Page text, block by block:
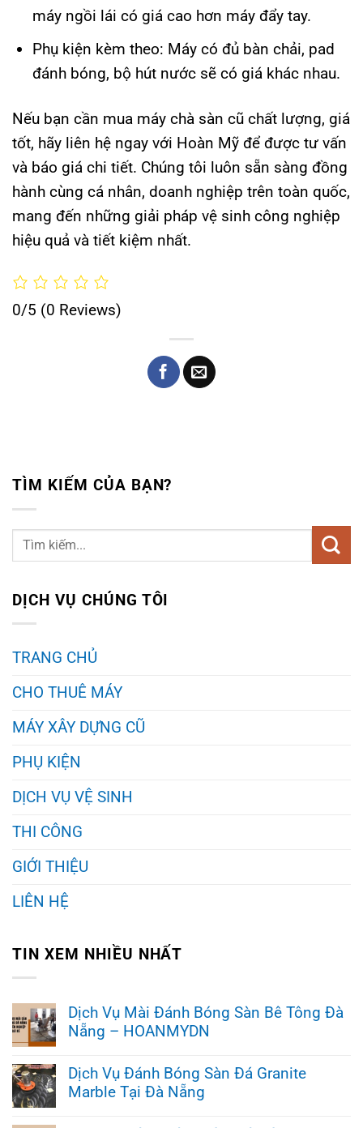
máy ngồi lái có giá cao hơn máy đẩy tay.
Phụ kiện kèm theo: Máy có đủ bàn chải, pad
đánh bóng, bộ hút nước sẽ có giá khác nhau.
Nếu bạn cần mua máy chà sàn cũ chất lượng, giá
tốt, hãy liên hệ ngay với Hoàn Mỹ để được tư vấn
và báo giá chi tiết. Chúng tôi luôn sẵn sàng đồng
hành cùng cá nhân, doanh nghiệp trên toàn quốc,
mang đến những giải pháp vệ sinh công nghiệp
hiệu quả và tiết kiệm nhất.
0/5 (0 Reviews)
TÌM KIẾM CỦA BẠN?
DỊCH VỤ CHÚNG TÔI
TRANG CHỦ
CHO THUÊ MÁY
MÁY XÂY DỰNG CŨ
PHỤ KIỆN
DỊCH VỤ VỆ SINH
THI CÔNG
GIỚI THIỆU
LIÊN HỆ
TIN XEM NHIỀU NHẤT
Dịch Vụ Mài Đánh Bóng Sàn Bê Tông Đà
Nẵng – HOANMYDN
bình
luận
Dịch Vụ Đánh Bóng Sàn Đá Granite
Marble Tại Đà Nẵng